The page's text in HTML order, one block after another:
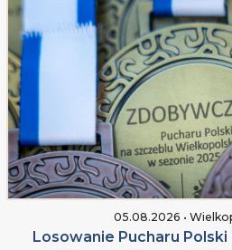
05.08.2026 •
Losowanie Pucharu